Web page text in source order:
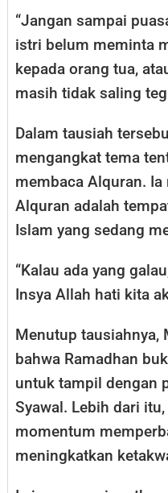
“Jangan sampai
istri belum meminta
kepada orang tua,
masih tidak saling
Dalam tausiah
mengangkat tema
membaca Alquran.
Alquran adalah
Islam yang sedang
“Kalau ada yang
Insya Allah hati kita
Menutup tausiahnya,
bahwa Ramadhan
untuk tampil dengan
Syawal. Lebih dari
momentum
meningkatkan